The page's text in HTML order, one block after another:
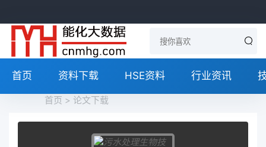
首页 资料下载 HSE资料 行业资讯
首页 > 论文下载